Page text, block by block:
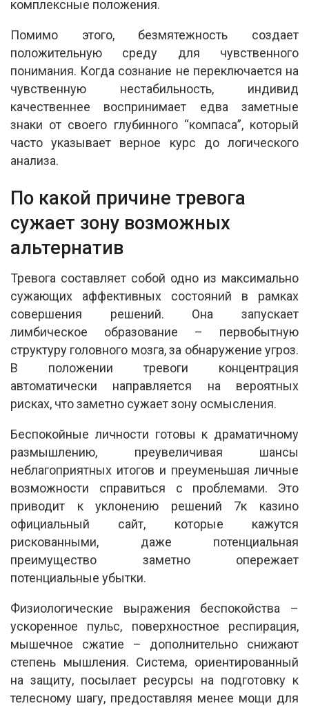
комплексные положения.
Помимо этого, безмятежность создает
положительную среду для чувственного
понимания. Когда сознание не переключается на
чувственную нестабильность, индивид
качественнее воспринимает едва заметные
знаки от своего глубинного “компаса”, который
часто указывает верное курс до логического
анализа.
По какой причине тревога
сужает зону возможных
альтернатив
Тревога составляет собой одно из максимально
сужающих аффективных состояний в рамках
совершения решений. Она запускает
лимбическое образование – первобытную
структуру головного мозга, за обнаружение угроз.
В положении тревоги концентрация
автоматически направляется на вероятных
рисках, что заметно сужает зону осмысления.
Беспокойные личности готовы к драматичному
размышлению, преувеличивая шансы
неблагоприятных итогов и преуменьшая личные
возможности справиться с проблемами. Это
приводит к уклонению решений 7к казино
официальный сайт, которые кажутся
рискованными, даже потенциальная
преимущество заметно опережает
потенциальные убытки.
Физиологические выражения беспокойства –
ускоренное пульс, поверхностное респирация,
мышечное сжатие – дополнительно снижают
степень мышления. Система, ориентированный
на защиту, посылает ресурсы на подготовку к
телесному шагу, предоставляя менее мощи для